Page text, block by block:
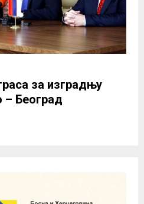
за изградњу
– Београд